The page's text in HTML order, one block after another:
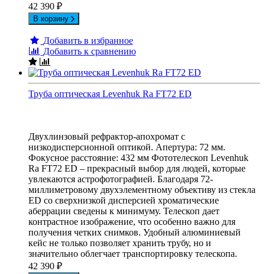
42 390 ₽
В корзину
Добавить в избранное
Добавить к сравнению
Труба оптическая Levenhuk Ra FT72 ED
Двухлинзовый рефрактор-апохромат с
низкодисперсионной оптикой. Апертура: 72 мм.
Фокусное расстояние: 432 мм Фототелескоп Levenhuk
Ra FT72 ED – прекрасный выбор для людей, которые
увлекаются астрофотографией. Благодаря 72-
миллиметровому двухэлементному объективу из стекла
ED со сверхнизкой дисперсией хроматические
аберрации сведены к минимуму. Телескоп дает
контрастное изображение, что особенно важно для
получения четких снимков. Удобный алюминиевый
кейс не только позволяет хранить трубу, но и
значительно облегчает транспортировку телескопа.
42 390 ₽